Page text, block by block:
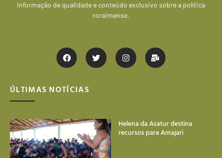
Informação de qualidade e conteúdo exclusivo sobre a política
roraimense.
ÚLTIMAS NOTÍCIAS
Helena da Asatur destina
recursos para Amajari